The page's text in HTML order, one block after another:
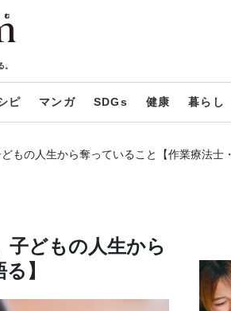
ピ マンガ SDGs 健康 暮らし
もの人生から奪っていること【作業療法士
子どもの人生から
】